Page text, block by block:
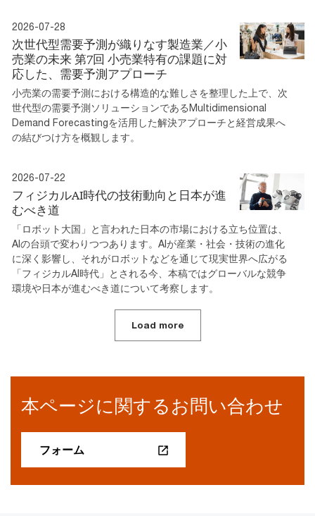
2026-07-28
次世代型需要予測が織りなす製造業／小
売業の未来 第7回 小売業特有の課題に対
応した、需要予測アプローチ
小売業の需要予測における構造的な難しさを整理した上で、次
世代型の需要予測ソリューションであるMultidimensional
Demand Forecastingを活用した解決アプローチと経営成果へ
の結びつけ方を概観します。
2026-07-22
フィジカルAI時代の技術動向と日本が進
むべき道
「ロボット大国」と言われた日本の市場における立ち位置は、
AIの台頭で変わりつつあります。AIが産業・社会・技術の進化
に深く影響し、それがロボットなどを通じて現実世界へ広がる
「フィジカルAI時代」とされる今、本稿ではグローバルな競争
環境や日本が進むべき道について考察します。
Load more
本ページに関するお問い合わせ
フォーム